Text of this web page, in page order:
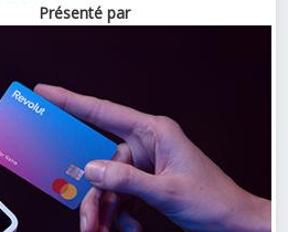
Présenté par